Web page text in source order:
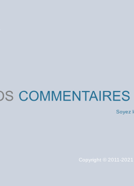
Soyez
Copyright © 2011-